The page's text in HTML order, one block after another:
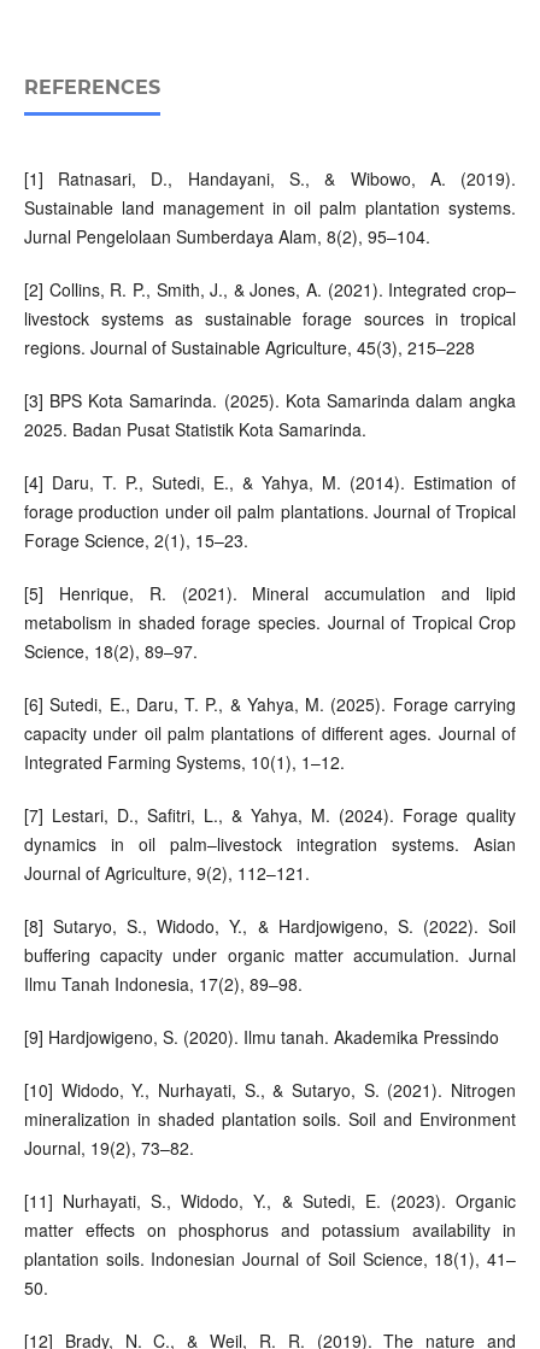
REFERENCES
[1] Ratnasari, D., Handayani, S., & Wibowo, A. (2019).
Sustainable land management in oil palm plantation systems.
Jurnal Pengelolaan Sumberdaya Alam, 8(2), 95–104.
[2] Collins, R. P., Smith, J., & Jones, A. (2021). Integrated crop–
livestock systems as sustainable forage sources in tropical
regions. Journal of Sustainable Agriculture, 45(3), 215–228
[3] BPS Kota Samarinda. (2025). Kota Samarinda dalam angka
2025. Badan Pusat Statistik Kota Samarinda.
[4] Daru, T. P., Sutedi, E., & Yahya, M. (2014). Estimation of
forage production under oil palm plantations. Journal of Tropical
Forage Science, 2(1), 15–23.
[5] Henrique, R. (2021). Mineral accumulation and lipid
metabolism in shaded forage species. Journal of Tropical Crop
Science, 18(2), 89–97.
[6] Sutedi, E., Daru, T. P., & Yahya, M. (2025). Forage carrying
capacity under oil palm plantations of different ages. Journal of
Integrated Farming Systems, 10(1), 1–12.
[7] Lestari, D., Safitri, L., & Yahya, M. (2024). Forage quality
dynamics in oil palm–livestock integration systems. Asian
Journal of Agriculture, 9(2), 112–121.
[8] Sutaryo, S., Widodo, Y., & Hardjowigeno, S. (2022). Soil
buffering capacity under organic matter accumulation. Jurnal
Ilmu Tanah Indonesia, 17(2), 89–98.
[9] Hardjowigeno, S. (2020). Ilmu tanah. Akademika Pressindo
[10] Widodo, Y., Nurhayati, S., & Sutaryo, S. (2021). Nitrogen
mineralization in shaded plantation soils. Soil and Environment
Journal, 19(2), 73–82.
[11] Nurhayati, S., Widodo, Y., & Sutedi, E. (2023). Organic
matter effects on phosphorus and potassium availability in
plantation soils. Indonesian Journal of Soil Science, 18(1), 41–
50.
[12] Brady, N. C., & Weil, R. R. (2019). The nature and